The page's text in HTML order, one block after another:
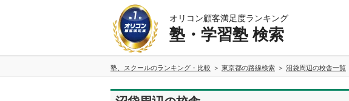
オリコン顧客満足度ランキング
塾・学習塾 検索
塾、スクールのランキング・比較 東京都の路線検索 沼袋周辺の校舎一覧